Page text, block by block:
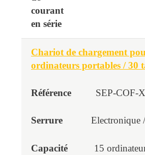
Chariot de chargement
ordinateurs portables / 30
SEP-COF-
Electronique
15